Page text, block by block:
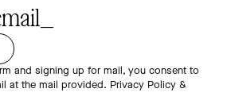
and signing up for mail, you consent to
at the mail provided. Privacy Policy &